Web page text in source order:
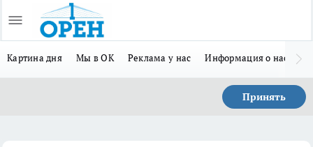
Картина дня Мы в ОК Реклама у нас Информация о нас
Принять